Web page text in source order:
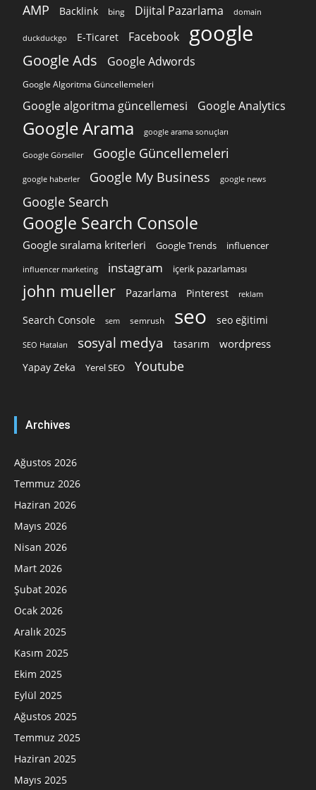
AMP Backlink bing Dijital Pazarlama domain
duckduckgo E-Ticaret Facebook google
Google Ads Google Adwords
Google Algoritma Güncellemeleri
Google algoritma güncellemesi Google Analytics
Google Arama google arama sonuçları
Google Görseller Google Güncellemeleri
google haberler Google My Business google news
Google Search
Google Search Console
Google sıralama kriterleri Google Trends influencer
influencer marketing instagram içerik pazarlaması
john mueller Pazarlama Pinterest reklam
Search Console sem semrush seo seo eğitimi
SEO Hataları sosyal medya tasarım wordpress
Yapay Zeka Yerel SEO Youtube
Archives
Ağustos 2026
Temmuz 2026
Haziran 2026
Mayıs 2026
Nisan 2026
Mart 2026
Şubat 2026
Ocak 2026
Aralık 2025
Kasım 2025
Ekim 2025
Eylül 2025
Ağustos 2025
Temmuz 2025
Haziran 2025
Mayıs 2025